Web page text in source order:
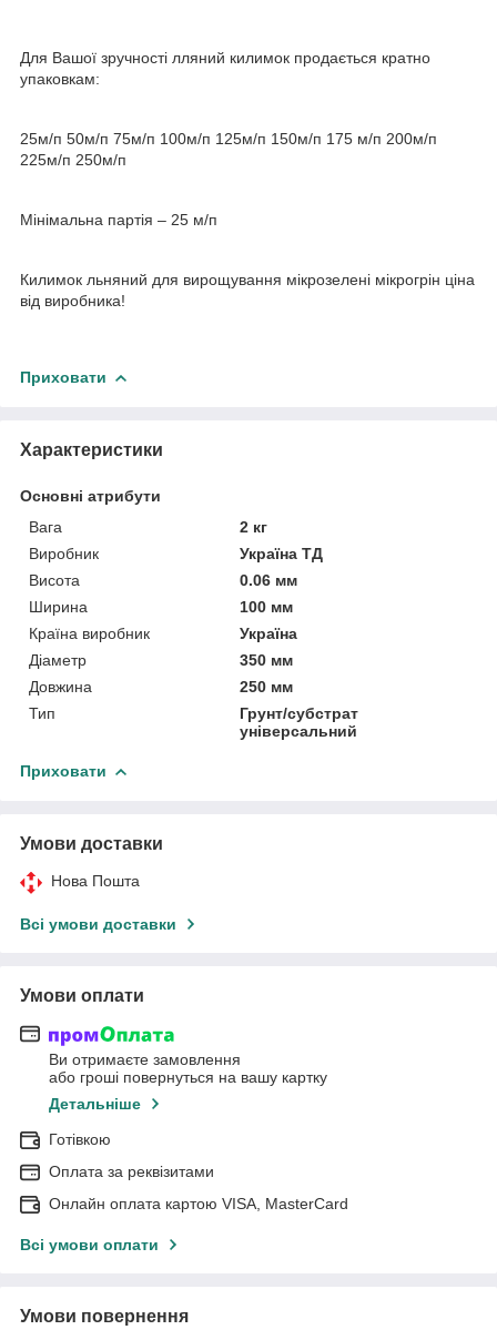
Для Вашої зручності лляний килимок продається кратно
упаковкам:
25м/п 50м/п 75м/п 100м/п 125м/п 150м/п 175 м/п 200м/п
225м/п 250м/п
Мінімальна партія – 25 м/п
Килимок льняний для вирощування мікрозелені мікрогрін ціна
від виробника!
Приховати
Характеристики
Основні атрибути
Вага
2 кг
Виробник
Україна ТД
Висота
0.06 мм
Ширина
100 мм
Країна виробник
Україна
Діаметр
350 мм
Довжина
250 мм
Тип
Грунт/субстрат
універсальний
Приховати
Умови доставки
Нова Пошта
Всі умови доставки
Умови оплати
Ви отримаєте замовлення
або гроші повернуться на вашу картку
Детальніше
Готівкою
Оплата за реквізитами
Онлайн оплата картою VISA, MasterCard
Всі умови оплати
Умови повернення